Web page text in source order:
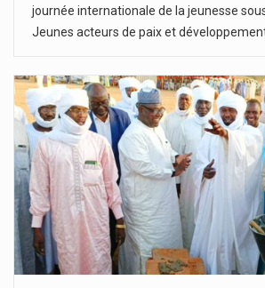
journée internationale de la jeunesse
Jeunes acteurs de paix et développement